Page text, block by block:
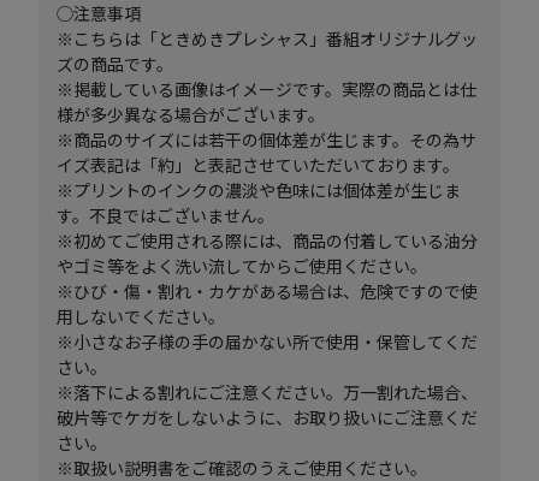
◯注意事項
※こちらは「ときめきプレシャス」番組オリジナルグッ
ズの商品です。
※掲載している画像はイメージです。実際の商品とは仕
様が多少異なる場合がございます。
※商品のサイズには若干の個体差が生じます。その為サ
イズ表記は「約」と表記させていただいております。
※プリントのインクの濃淡や色味には個体差が生じま
す。不良ではございません。
※初めてご使用される際には、商品の付着している油分
やゴミ等をよく洗い流してからご使用ください。
※ひび・傷・割れ・カケがある場合は、危険ですので使
用しないでください。
※小さなお子様の手の届かない所で使用・保管してくだ
さい。
※落下による割れにご注意ください。万一割れた場合、
破片等でケガをしないように、お取り扱いにご注意くだ
さい。
※取扱い説明書をご確認のうえご使用ください。